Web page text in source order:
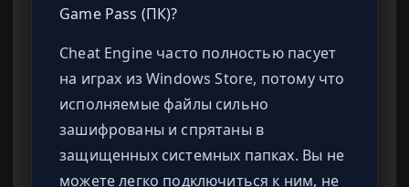
Game Pass (ПК)?
Cheat Engine часто полностью пасует
на играх из Windows Store, потому что
исполняемые файлы сильно
зашифрованы и спрятаны в
защищенных системных папках. Вы не
можете легко подключиться к ним, не